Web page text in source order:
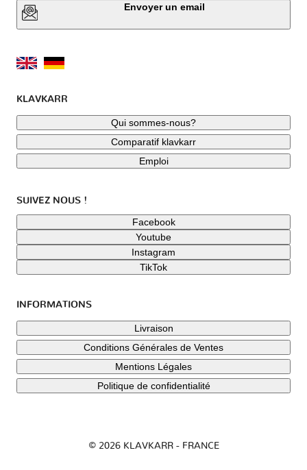
Envoyer un email
KLAVKARR
Qui sommes-nous?
Comparatif klavkarr
Emploi
SUIVEZ NOUS !
Facebook
Youtube
Instagram
TikTok
INFORMATIONS
Livraison
Conditions Générales de Ventes
Mentions Légales
Politique de confidentialité
© 2026 KLAVKARR - FRANCE